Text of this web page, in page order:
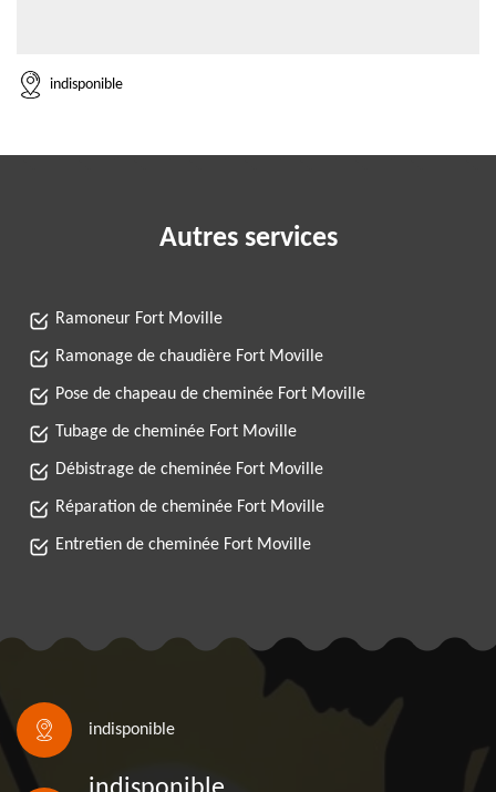
indisponible
Autres services
Ramoneur Fort Moville
Ramonage de chaudière Fort Moville
Pose de chapeau de cheminée Fort Moville
Tubage de cheminée Fort Moville
Débistrage de cheminée Fort Moville
Réparation de cheminée Fort Moville
Entretien de cheminée Fort Moville
indisponible